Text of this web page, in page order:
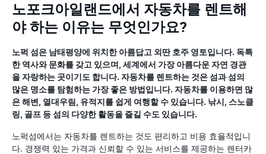
노포크아일랜드에서 자동차를 렌트해
야 하는 이유는 무엇인가요?
노퍽 섬은 남태평양에 위치한 아름답고 외딴 호주 영토입니다. 독특
한 역사와 문화를 갖고 있으며, 세계에서 가장 아름다운 자연 경관
을 자랑하는 곳이기도 합니다. 자동차를 렌트하는 것은 섬과 섬의
많은 명소를 탐험하는 가장 좋은 방법입니다. 자동차를 이용하면 많
은 해변, 열대우림, 유적지를 쉽게 여행할 수 있습니다. 낚시, 스노클
링, 골프 등 섬의 다양한 활동을 즐길 수도 있습니다.
노퍽섬에서는 자동차를 렌트하는 것도 편리하고 비용 효율적입니
다. 경쟁력 있는 가격과 신뢰할 수 있는 서비스를 제공하는 렌터카